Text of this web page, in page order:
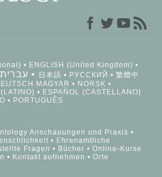
ENGLISH (United Kingdom)
עברית 日本語 РУССКИЙ
繁體中
MAGYAR
NORSK
ESPAÑOL (CASTELLANO)
PORTUGUÊS
Anschauungen und Praxis
Ehrenamtliche
Fragen Bücher
Online-Kurse
Kontakt aufnehmen Orte